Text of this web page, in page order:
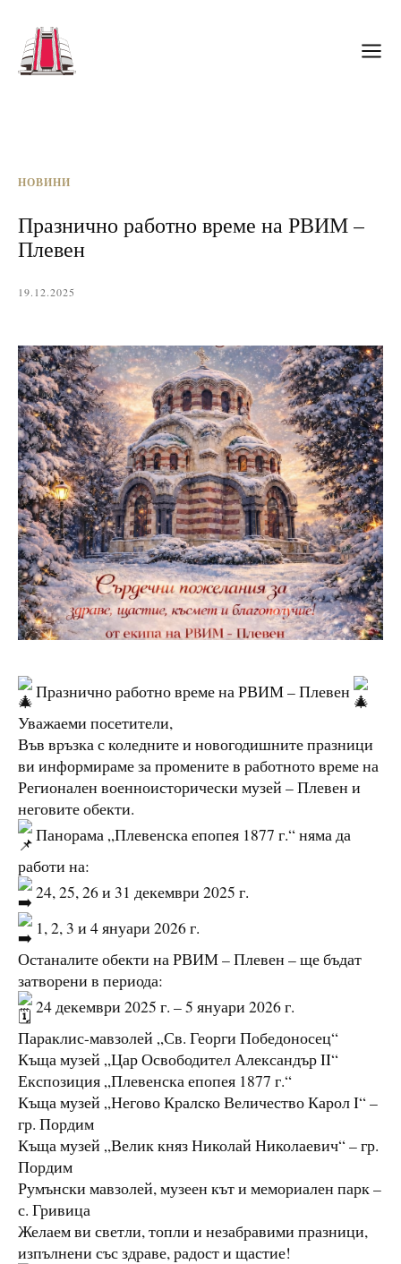
НОВИНИ
Празнично работно време на РВИМ –
Плевен
19.12.2025
Празнично работно време на РВИМ – Плевен
Уважаеми посетители,
Във връзка с коледните и новогодишните празници
ви информираме за промените в работното време на
Регионален военноисторически музей – Плевен и
неговите обекти.
Панорама „Плевенска епопея 1877 г.“ няма да
работи на:
24, 25, 26 и 31 декември 2025 г.
1, 2, 3 и 4 януари 2026 г.
Останалите обекти на РВИМ – Плевен – ще бъдат
затворени в периода:
24 декември 2025 г. – 5 януари 2026 г.
Параклис-мавзолей „Св. Георги Победоносец“
Къща музей „Цар Освободител Александър II“
Експозиция „Плевенска епопея 1877 г.“
Къща музей „Негово Кралско Величество Карол I“ –
гр. Пордим
Къща музей „Велик княз Николай Николаевич“ – гр.
Пордим
Румънски мавзолей, музеен кът и мемориален парк –
с. Гривица
Желаем ви светли, топли и незабравими празници,
изпълнени със здраве, радост и щастие!